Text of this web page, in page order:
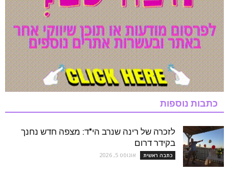
כתבות נוספות
לזכרה של רינה שנרב הי"ד: מצפה חדש נחנך
בקידר דרום
כתבה ראשית אוגוסט 5, 2026